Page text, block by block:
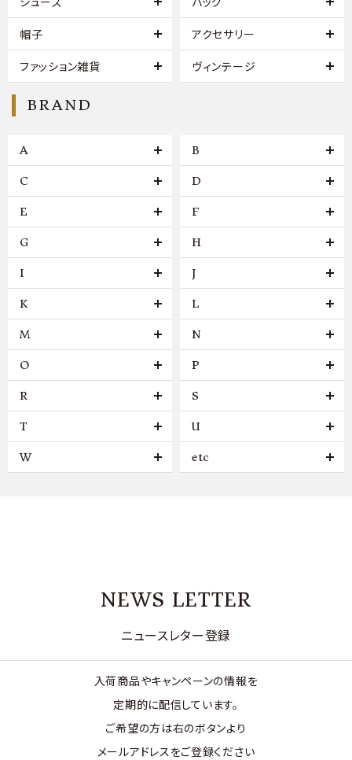
帽子 アクセサリー
ファッション雑貨 ヴィンテージ
BRAND
A B
C D
E F
G H
I J
K L
M N
O P
R S
T U
W etc
NEWS LETTER
ニュースレター登録
入荷商品やキャンペーンの情報を
定期的に配信しています。
ご希望の方は右のボタンより
メールアドレスをご登録ください